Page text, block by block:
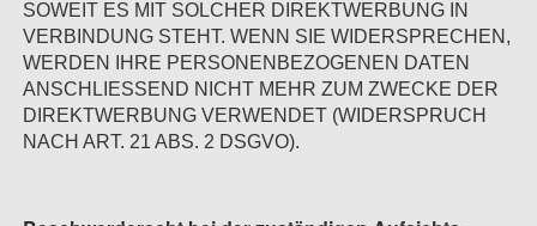
SOWEIT ES MIT SOLCHER DIREKTWERBUNG IN
VERBINDUNG STEHT. WENN SIE WIDERSPRECHEN,
WERDEN IHRE PERSONENBEZOGENEN DATEN
ANSCHLIESSEND NICHT MEHR ZUM ZWECKE DER
DIREKTWERBUNG VERWENDET (WIDERSPRUCH
NACH ART. 21 ABS. 2 DSGVO).